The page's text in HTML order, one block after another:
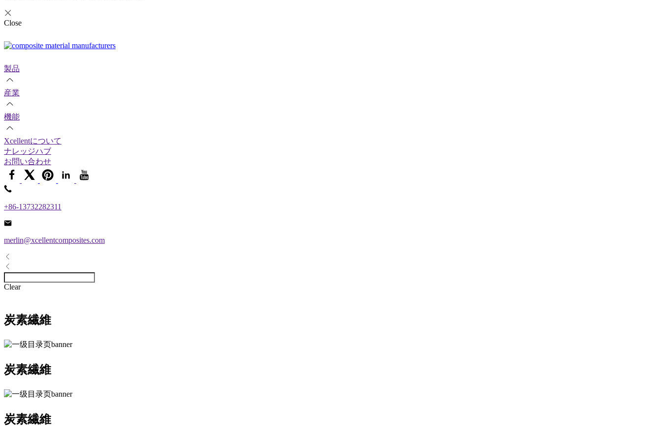
Close
製品
産業
機能
Xcellentについて
ナレッジハブ
お問い合わせ
+86-13732282311
merlin@xcellentcomposites.com
Clear
炭素繊維
炭素繊維
炭素繊維